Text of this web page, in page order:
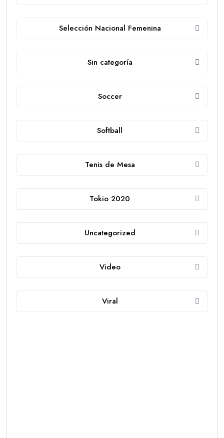
Selección Nacional Femenina
Sin categoría
Soccer
Softball
Tenis de Mesa
Tokio 2020
Uncategorized
Video
Viral